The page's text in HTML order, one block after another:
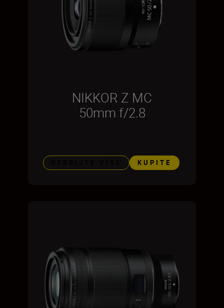
NIKKOR Z MC
50mm f/2.8
KUPITE